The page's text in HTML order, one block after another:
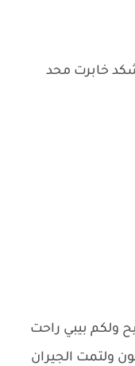
خابرت محد
بيبي راحت
ولتمت الجيران